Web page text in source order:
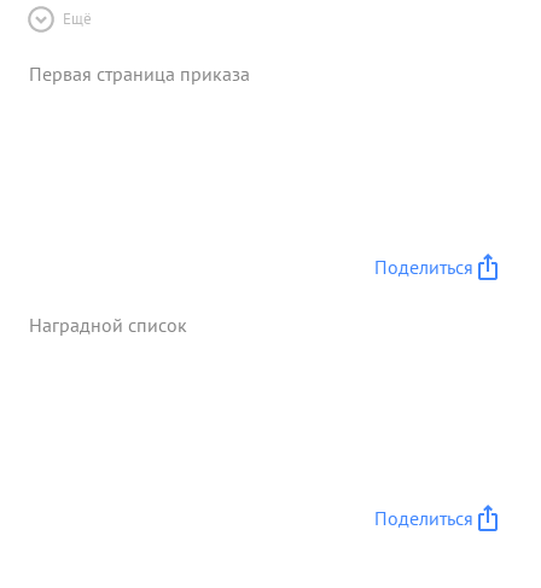
Ещё
Первая страница приказа
Поделиться
Наградной список
Поделиться